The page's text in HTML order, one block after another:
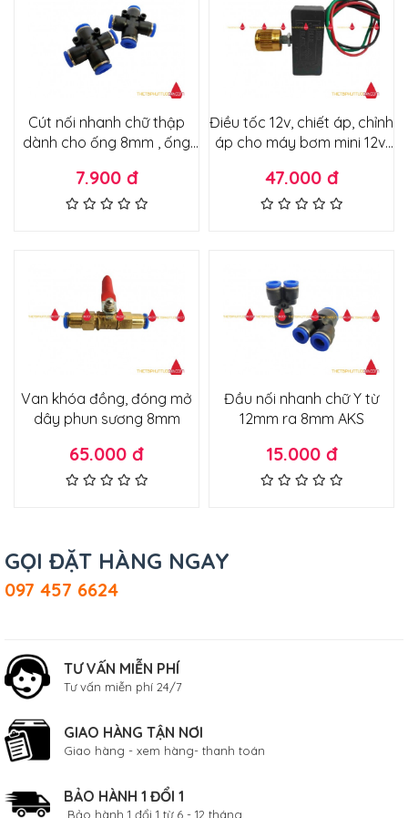
Cút nối nhanh chữ thập
dành cho ống 8mm , ống
hệ thống tưới, khí nén
7.900 đ
Điều tốc 12v, chiết áp, chỉnh
áp cho máy bơm mini 12v,
núm chỉnh vàng đồng
47.000 đ
Van khóa đồng, đóng mở
dây phun sương 8mm
65.000 đ
Đầu nối nhanh chữ Y từ
12mm ra 8mm AKS
15.000 đ
GỌI ĐẶT HÀNG NGAY
097 457 6624
TƯ VẤN MIỄN PHÍ
Tư vấn miễn phí 24/7
GIAO HÀNG TẬN NƠI
Giao hàng - xem hàng- thanh toán
BẢO HÀNH 1 ĐỔI 1
Bảo hành 1 đổi 1 từ 6 - 12 tháng